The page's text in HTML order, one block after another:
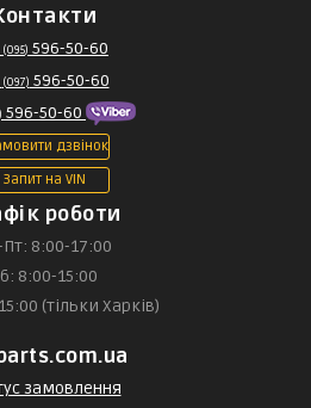
(095) 596-50-60
(097) 596-50-60
596-50-60
дзвінок
Запит на VIN
роботи
Пт: 8:00-17:00
8:00-15:00
(тільки Харків)
замовлення